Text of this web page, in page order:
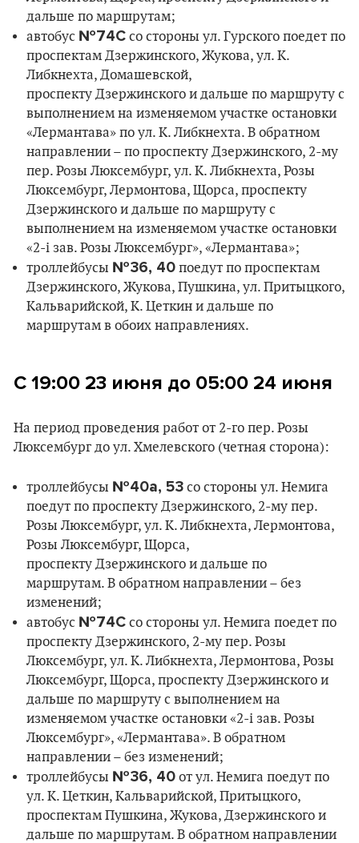
дальше по маршрутам;
автобус №74С со стороны ул. Гурского поедет по
проспектам Дзержинского, Жукова, ул. К.
Либкнехта, Домашевской,
проспекту Дзержинского и дальше по маршруту с
выполнением на изменяемом участке остановки
«Лермантава» по ул. К. Либкнехта. В обратном
направлении – по проспекту Дзержинского, 2-му
пер. Розы Люксембург, ул. К. Либкнехта, Розы
Люксембург, Лермонтова, Щорса, проспекту
Дзержинского и дальше по маршруту с
выполнением на изменяемом участке остановки
«2-і зав. Розы Люксембург», «Лермантава»;
троллейбусы №36, 40 поедут по проспектам
Дзержинского, Жукова, Пушкина, ул. Притыцкого,
Кальварийской, К. Цеткин и дальше по
маршрутам в обоих направлениях.
С 19:00 23 июня до 05:00 24 июня
На период проведения работ от 2-го пер. Розы
Люксембург до ул. Хмелевского (четная сторона):
троллейбусы №40а, 53 со стороны ул. Немига
поедут по проспекту Дзержинского, 2-му пер.
Розы Люксембург, ул. К. Либкнехта, Лермонтова,
Розы Люксембург, Щорса,
проспекту Дзержинского и дальше по
маршрутам. В обратном направлении – без
изменений;
автобус №74С со стороны ул. Немига поедет по
проспекту Дзержинского, 2-му пер. Розы
Люксембург, ул. К. Либкнехта, Лермонтова, Розы
Люксембург, Щорса, проспекту Дзержинского и
дальше по маршруту с выполнением на
изменяемом участке остановки «2-і зав. Розы
Люксембург», «Лермантава». В обратном
направлении – без изменений;
троллейбусы №36, 40 от ул. Немига поедут по
ул. К. Цеткин, Кальварийской, Притыцкого,
проспектам Пушкина, Жукова, Дзержинского и
дальше по маршрутам. В обратном направлении